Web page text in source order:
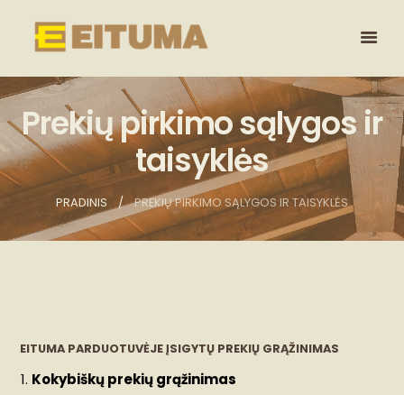
Prekių pirkimo sąlygos ir
taisyklės
PRADINIS PREKIŲ PIRKIMO SĄLYGOS IR TAISYKLĖS
EITUMA PARDUOTUVĖJE ĮSIGYTŲ PREKIŲ GRĄŽINIMAS
Kokybiškų prekių grąžinimas